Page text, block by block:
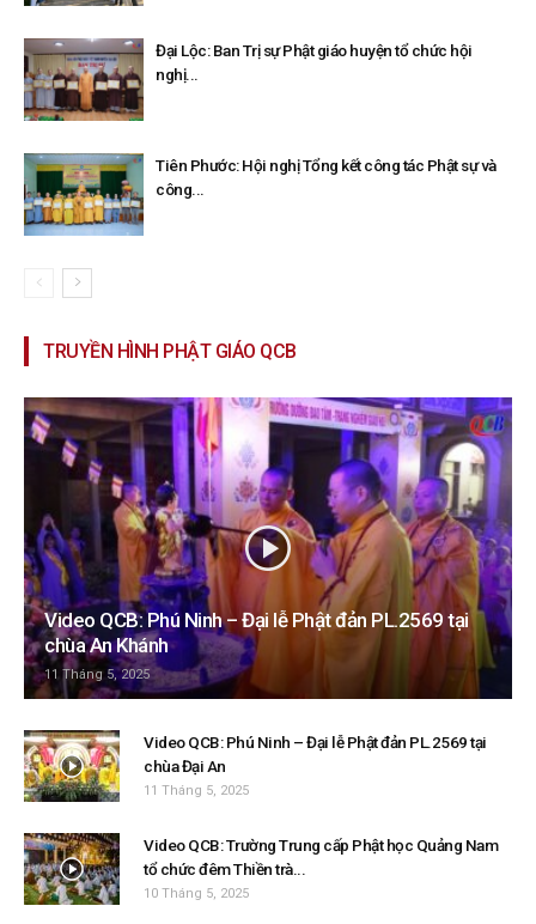
Đại Lộc: Ban Trị sự Phật giáo huyện tổ chức hội
nghị...
Tiên Phước: Hội nghị Tổng kết công tác Phật sự và
công...
TRUYỀN HÌNH PHẬT GIÁO QCB
Video QCB: Phú Ninh – Đại lễ Phật đản PL.2569 tại
chùa An Khánh
11 Tháng 5, 2025
Video QCB: Phú Ninh – Đại lễ Phật đản PL.2569 tại
chùa Đại An
11 Tháng 5, 2025
Video QCB: Trường Trung cấp Phật học Quảng Nam
tổ chức đêm Thiền trà...
10 Tháng 5, 2025